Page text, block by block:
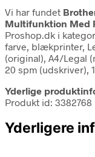
Vi har fundet
Multifunktion Med
Proshop.dk i
farve, blækprinter,
(original), A4/Legal
20 spm (udskriver),
Yderlige
Produkt id: 3382768
Yderligere